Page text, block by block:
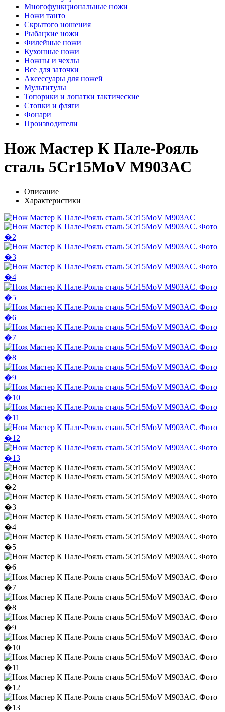
Многофункциональные ножи
Ножи танто
Скрытого ношения
Рыбацкие ножи
Филейные ножи
Кухонные ножи
Ножны и чехлы
Все для заточки
Аксессуары для ножей
Мультитулы
Топорики и лопатки тактические
Стопки и фляги
Фонари
Производители
Нож Мастер К Пале-Рояль
сталь 5Cr15MoV M903AC
Описание
Характеристики